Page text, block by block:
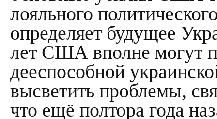
лояльного
определяет будущее
лет США вполне могут
дееспособной
высветить проблемы,
что ещё полтора года